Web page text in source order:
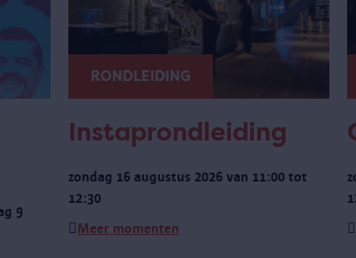
9
RONDLEIDING
Instaprondleiding
zondag 16 augustus 2026 van 11:00 tot
12:30
Meer momenten